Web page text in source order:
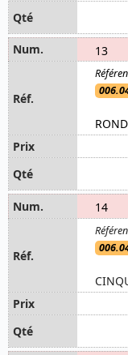
13
14